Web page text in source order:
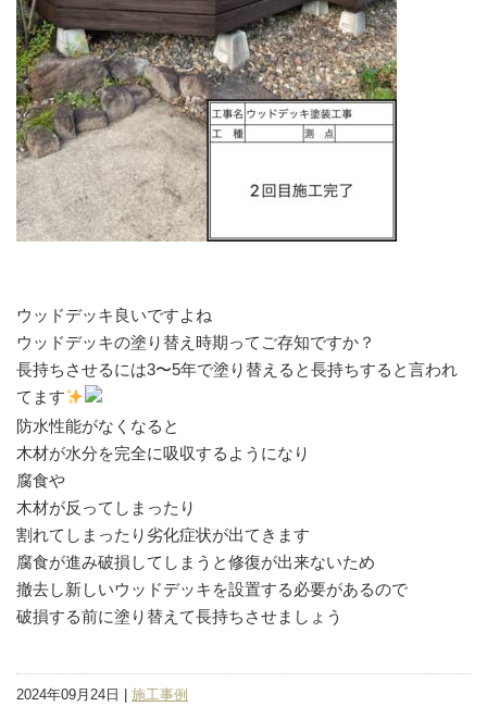
ウッドデッキ良いですよね
ウッドデッキの塗り替え時期ってご存知ですか？
長持ちさせるには3〜5年で塗り替えると長持ちすると言われ
てます
防水性能がなくなると
木材が水分を完全に吸収するようになり
腐食や
木材が反ってしまったり
割れてしまったり劣化症状が出てきます
腐食が進み破損してしまうと修復が出来ないため
撤去し新しいウッドデッキを設置する必要があるので
破損する前に塗り替えて長持ちさせましょう
2024年09月24日 | 施工事例